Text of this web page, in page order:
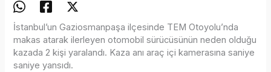
İstanbul’un Gaziosmanpaşa ilçesinde TEM Otoyolu’nda
makas atarak ilerleyen otomobil sürücüsünün neden olduğu
kazada 2 kişi yaralandı. Kaza anı araç içi kamerasına saniye
saniye yansıdı.